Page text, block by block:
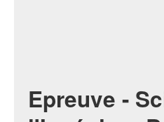
Epreuve -